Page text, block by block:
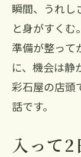
瞬間、うれし
と身がすくむ
準備が整っ
に、機会は静
彩石屋の店頭
話です。
入って